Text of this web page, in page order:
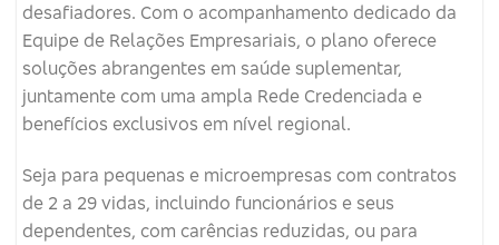
desafiadores. Com o acompanhamento dedicado da
Equipe de Relações Empresariais, o plano oferece
soluções abrangentes em saúde suplementar,
juntamente com uma ampla Rede Credenciada e
benefícios exclusivos em nível regional.
Seja para pequenas e microempresas com contratos
de 2 a 29 vidas, incluindo funcionários e seus
dependentes, com carências reduzidas, ou para